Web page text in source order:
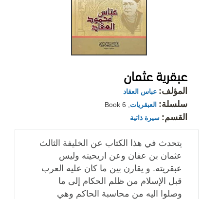
عبقرية عثمان
المؤلف: عباس العقاد
سلسلة: العبقريات
القسم: سيرة ذاتية
يتحدث في هذا الكتاب عن الخليفة الثالث
عثمان بن عفان وعن اريحيته وليس
عبقريته. و يقارن بين ما كان عليه العرب
قبل الإسلام من ظلم الحكام إلى ما
وصلوا اليه من محاسبة الحاكم وهي